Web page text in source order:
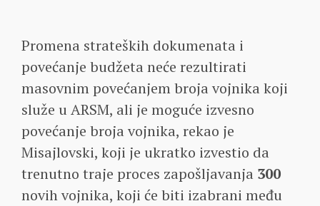
Promena strateških dokumenata i
povećanje budžeta neće rezultirati
masovnim povećanjem broja vojnika koji
služe u ARSM, ali je moguće izvesno
povećanje broja vojnika, rekao je
Misajlovski, koji je ukratko izvestio da
trenutno traje proces zapošljavanja 300
novih vojnika, koji će biti izabrani među